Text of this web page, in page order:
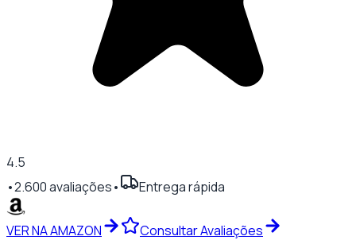
4.5
•2.600avaliações• Entrega rápida
VER NA AMAZON
Consultar Avaliações